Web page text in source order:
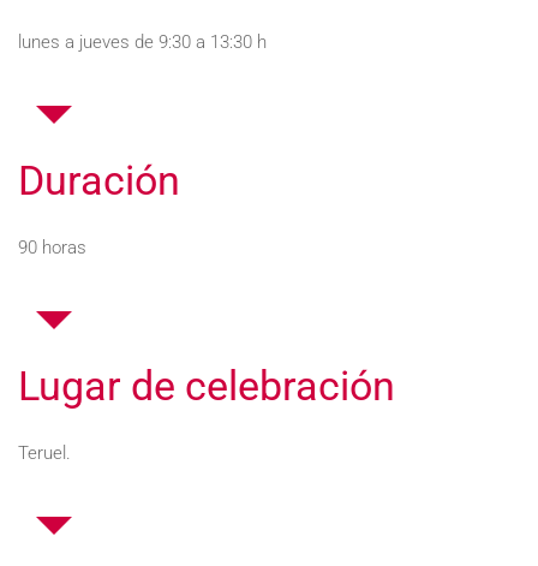
lunes a jueves de 9:30 a 13:30 h
Duración
90 horas
Lugar de celebración
Teruel.